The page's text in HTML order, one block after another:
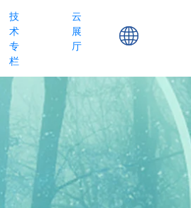
技
术
专
栏
云
展
厅